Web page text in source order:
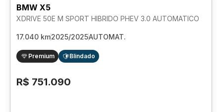
BMW X5
XDRIVE 50E M SPORT HIBRIDO PHEV 3.0 AUTOMATICO
17.040 km2025/2025AUTOMAT.
Premium Blindado
R$ 751.090